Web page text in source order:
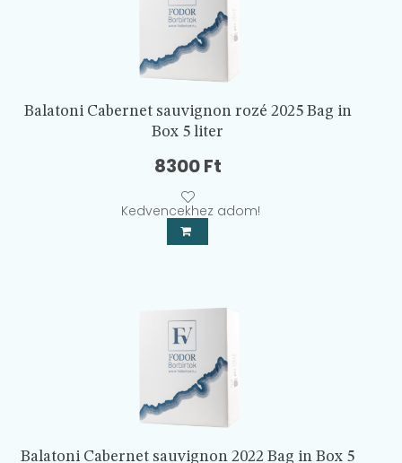
Balatoni Cabernet sauvignon rozé 2025 Bag in
Box 5 liter
8300Ft
Kedvencekhez adom!
Balatoni Cabernet sauvignon 2022 Bag in Box 5